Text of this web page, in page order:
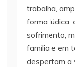
trabalha,
forma lúdica,
sofrimento,
família e em
despertam a